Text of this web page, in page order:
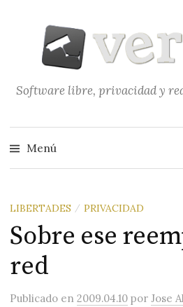
contenido
Software libre, privacidad y
Menú
LIBERTADES / PRIVACIDAD
Sobre ese
red
Publicado en2009.04.10 porJose